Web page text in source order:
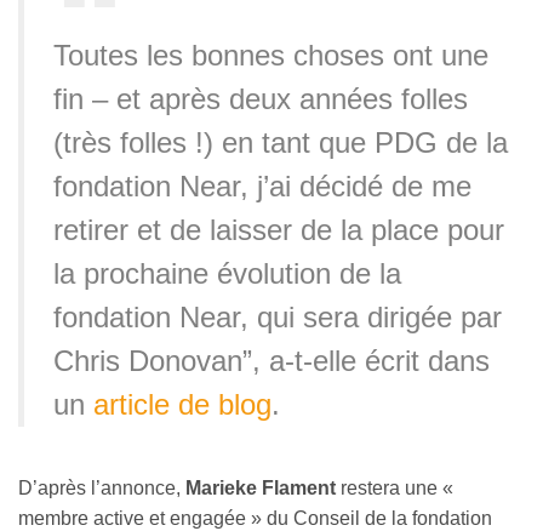
Toutes les bonnes choses ont une
fin – et après deux années folles
(très folles !) en tant que PDG de la
fondation Near, j’ai décidé de me
retirer et de laisser de la place pour
la prochaine évolution de la
fondation Near, qui sera dirigée par
Chris Donovan”, a-t-elle écrit dans
un article de blog.
D’après l’annonce, Marieke Flament restera une «
membre active et engagée » du Conseil de la fondation